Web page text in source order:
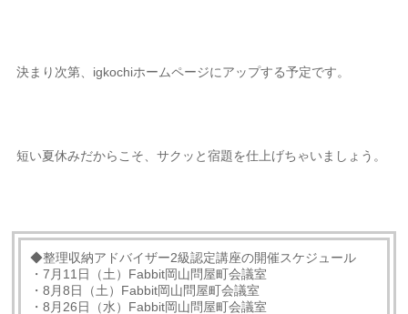
決まり次第、igkochiホームページにアップする予定です。
短い夏休みだからこそ、サクッと宿題を仕上げちゃいましょう。
◆整理収納アドバイザー2級認定講座の開催スケジュール
・7月11日（土）Fabbit岡山問屋町会議室
・8月8日（土）Fabbit岡山問屋町会議室
・8月26日（水）Fabbit岡山問屋町会議室